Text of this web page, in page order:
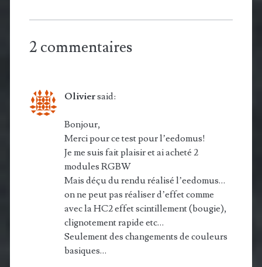
2 commentaires
Oliviersaid:
Bonjour,
Merci pour ce test pour l’eedomus!
Je me suis fait plaisir et ai acheté 2
modules RGBW
Mais déçu du rendu réalisé l’eedomus…
on ne peut pas réaliser d’effet comme
avec la HC2 effet scintillement (bougie),
clignotement rapide etc…
Seulement des changements de couleurs
basiques…